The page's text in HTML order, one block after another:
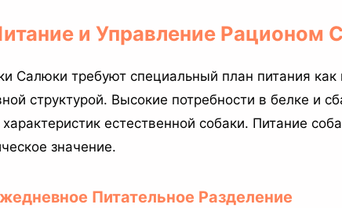
и Управление Рационом
Салюки требуют специальный план питания как
структурой. Высокие потребности в белке и
характеристик естественной собаки. Питание
значение.
Питательное Разделение